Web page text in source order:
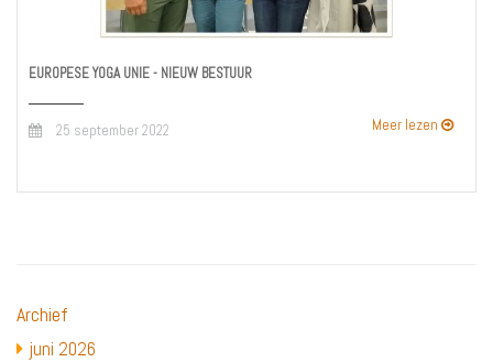
EUROPESE YOGA UNIE - NIEUW BESTUUR
25 september 2022 Meer lezen
Archief
juni 2026